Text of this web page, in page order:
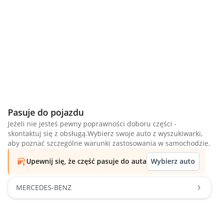
Pasuje do pojazdu
Jeżeli nie jesteś pewny poprawności doboru części -
skontaktuj się z obsługą.Wybierz swoje auto z wyszukiwarki,
aby poznać szczególne warunki zastosowania w samochodzie.
Upewnij się, że część pasuje do auta Wybierz auto
MERCEDES-BENZ